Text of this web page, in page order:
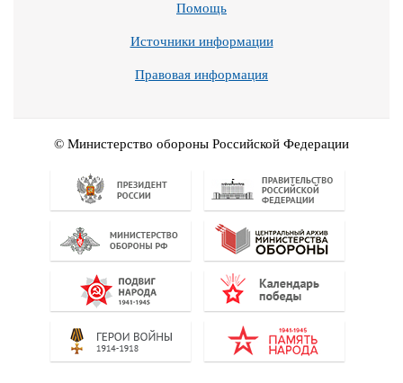
Помощь
Источники информации
Правовая информация
© Министерство обороны Российской Федерации